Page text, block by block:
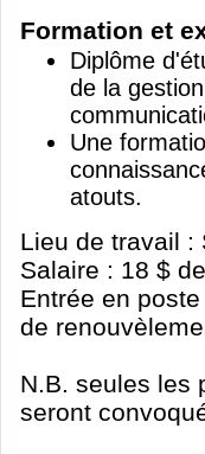
Formation et
Diplôme
de la
Une
atouts.
Lieu de travail :
Salaire : 18 $
Entrée en poste
de
N.B. seules les
seront